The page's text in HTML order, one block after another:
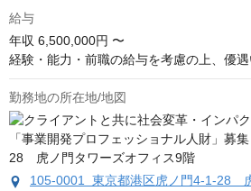
給与
年収 6,500,000円 〜
経験・能力・前職の給与を考慮の上、優
勤務地の所在地/地図
105-0001 東京都港区虎ノ門4-1-28